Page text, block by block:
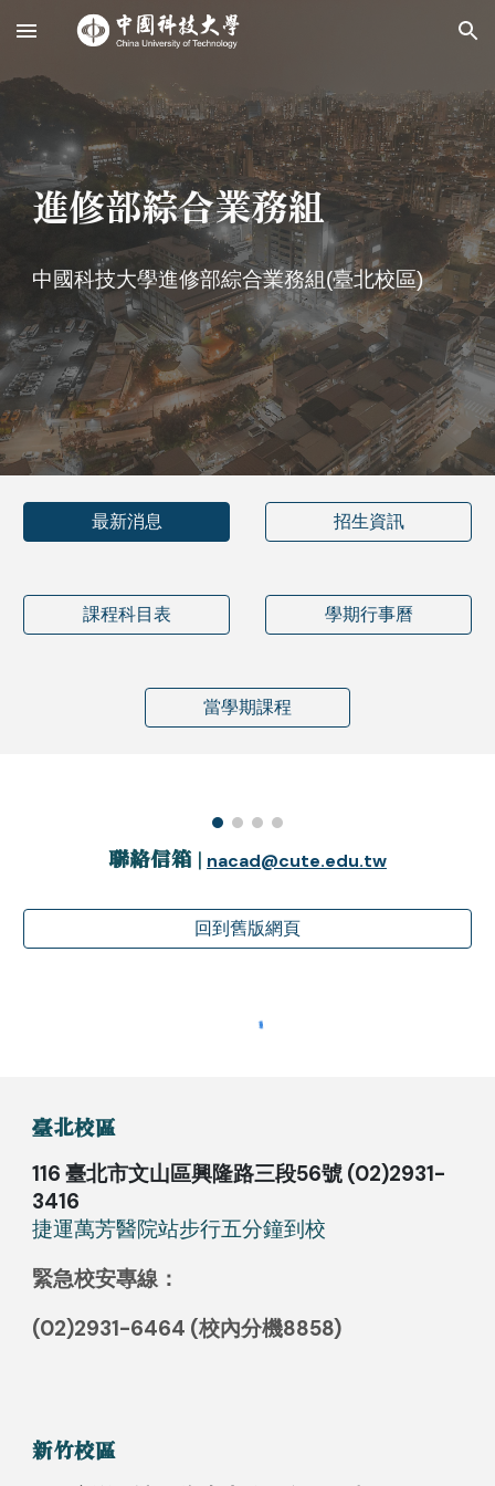
Skip to main content Skip to navigation
進修部綜合業務組
中國科技大學進修部綜合業務組(臺北校區)
最新消息 招生資訊
課程科目表 學期行事曆
當學期課程
聯絡信箱 | nacad@cute.edu.tw
回到舊版網頁
臺北校區
116臺北市文山區興隆路三段56號 (02)2931-
3416
捷運萬芳醫院站步行五分鐘到校
緊急校安專線：
(02)2931-6464 (校內分機8858)
新竹校區